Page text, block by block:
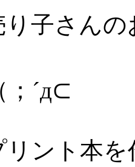
り子さん
；´д⊂
リント本